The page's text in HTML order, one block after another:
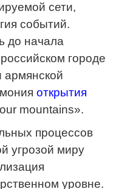
сети,
событий.
до начала
городе
армянской
открытия
mountains».
процессов
угрозой миру
уровне.